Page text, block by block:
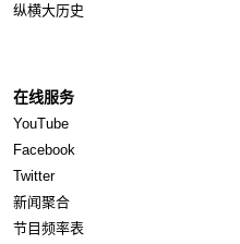
纵横大历史
在线服务
YouTube
Facebook
TwitterOpens in new window
新闻聚合
节目频率表